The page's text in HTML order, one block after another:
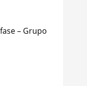
– Grupo